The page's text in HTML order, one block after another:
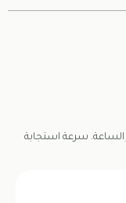
سرعة استجابة